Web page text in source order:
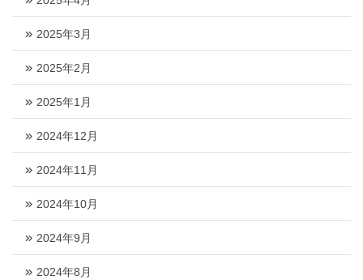
2025年3月
2025年2月
2025年1月
2024年12月
2024年11月
2024年10月
2024年9月
2024年8月